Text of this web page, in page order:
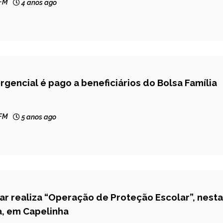
4 anos ago
é pago a beneficiários do Bolsa Família
5 anos ago
realiza “Operação de Proteção Escolar”, nesta
em Capelinha